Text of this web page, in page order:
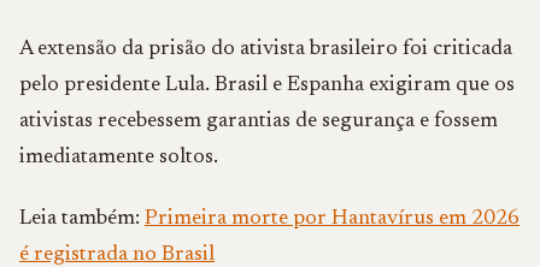
A extensão da prisão do ativista brasileiro foi criticada
pelo presidente Lula. Brasil e Espanha exigiram que os
ativistas recebessem garantias de segurança e fossem
imediatamente soltos.
Leia também: Primeira morte por Hantavírus em 2026
é registrada no Brasil